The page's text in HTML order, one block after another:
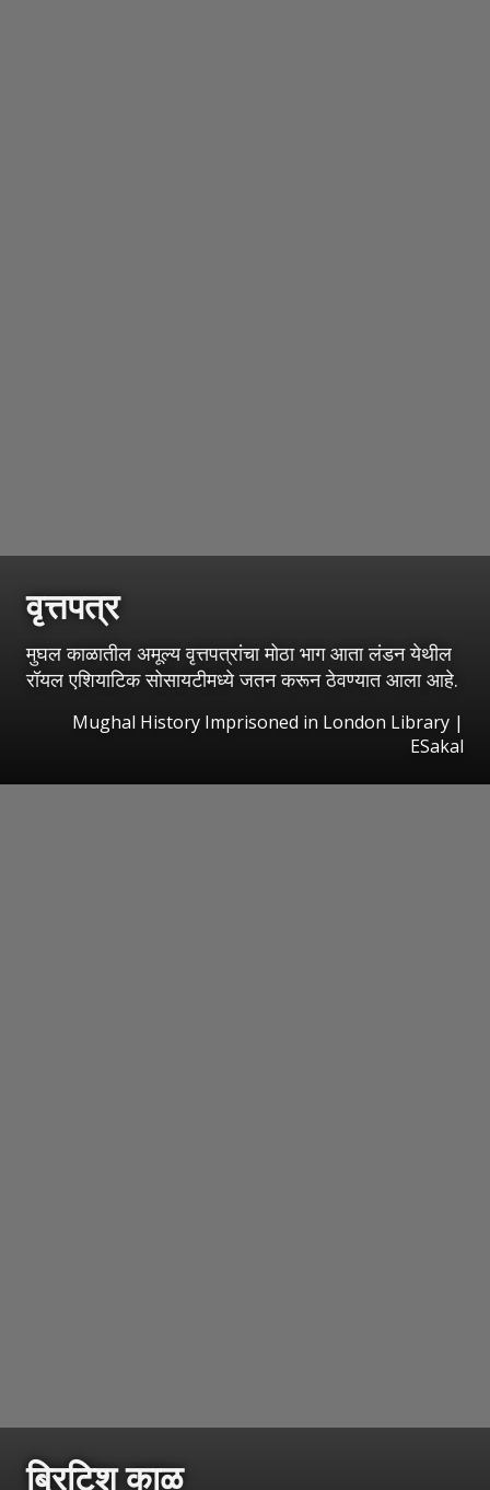
वृत्तपत्र
मुघल काळातील अमूल्य वृत्तपत्रांचा मोठा भाग आता लंडन येथील
रॉयल एशियाटिक सोसायटीमध्ये जतन करून ठेवण्यात आला आहे.
Mughal History Imprisoned in London Library |
ESakal
ब्रिटिश काळ